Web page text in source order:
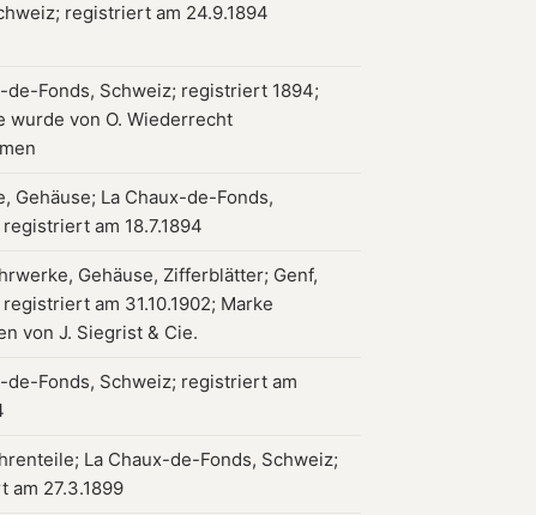
registriert am 24.9.1894
de-Fonds, Schweiz; registriert 1894;
wurde von O. Wiederrecht
Gehäuse; La Chaux-de-Fonds,
am 18.7.1894
Gehäuse, Zifferblätter; Genf,
am 31.10.1902; Marke
von J. Siegrist & Cie.
de-Fonds, Schweiz; registriert am
La Chaux-de-Fonds, Schweiz;
am 27.3.1899